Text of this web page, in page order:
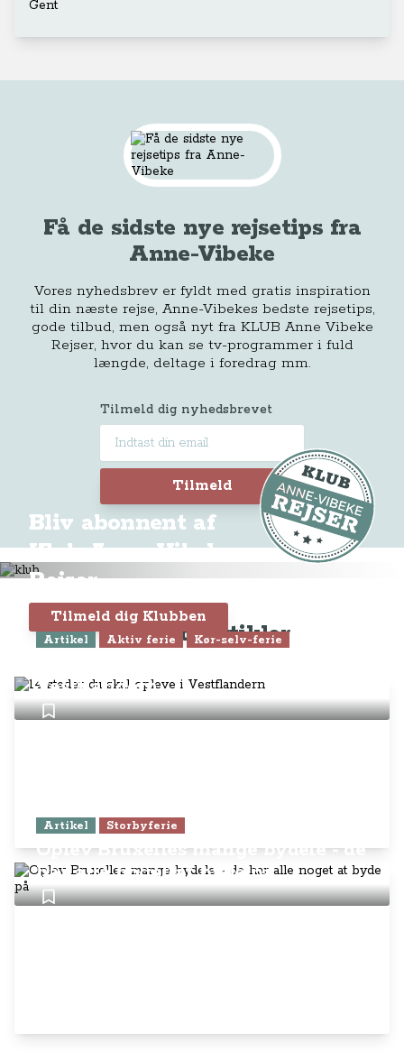
Få de sidste nye rejsetips fra
Anne-Vibeke
Vores nyhedsbrev er fyldt med gratis inspiration
til din næste rejse, Anne-Vibekes bedste rejsetips,
gode tilbud, men også nyt fra KLUB Anne Vibeke
Rejser, hvor du kan se tv-programmer i fuld
længde, deltage i foredrag mm.
Tilmeld dig nyhedsbrevet
Tilmeld
Bliv abonnent af
Klub Anne-Vibeke
Rejser
Tilmeld dig Klubben
Seneste artikler
Artikel Aktiv ferie Kør-selv-ferie
Vestflandern
Artikel Storbyferie
Oplev Bruxelles mange bydele - de
har alle noget at byde på